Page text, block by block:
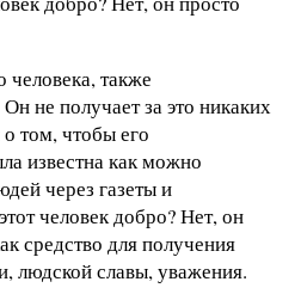
человека, также
не получает за это никаких
о том, чтобы его
известна как можно
через газеты и
человек добро? Нет, он
средство для получения
людской славы, уважения.